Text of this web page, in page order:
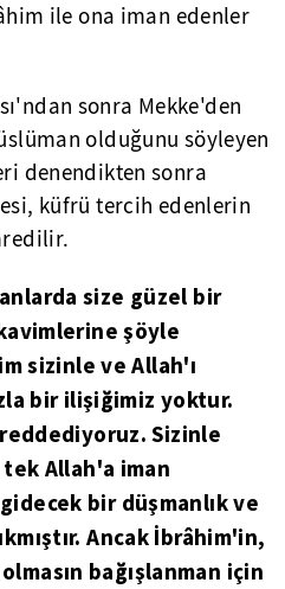
ile ona iman edenler
sonra Mekke'den
olduğunu söyleyen
denendikten sonra
küfrü tercih edenlerin
size güzel bir
şöyle
sizinle ve Allah'ı
bir ilişiğimiz yoktur.
Sizinle
tek Allah'a iman
bir düşmanlık ve
Ancak İbrâhim'in,
bağışlanman için